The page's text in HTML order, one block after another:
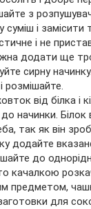
з
і замісити
і не
додати ще
сирну
розмішайте.
від білка і
начинки. Білок
так як він
додайте
до
качалкою
предметом,
для